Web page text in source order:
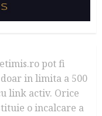
pot fi
in limita a 500
link activ. Orice
o incalcare a